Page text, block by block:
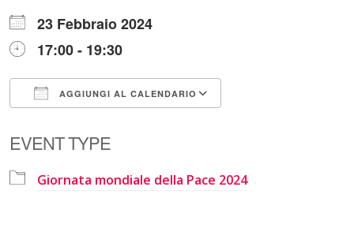
23 Febbraio 2024
17:00 - 19:30
AGGIUNGI AL CALENDARIO
EVENT TYPE
Giornata mondiale della Pace 2024